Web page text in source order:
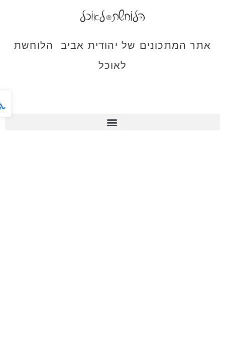
אתר המתכונים של יהודית אביב הלוחשת
לאוכל